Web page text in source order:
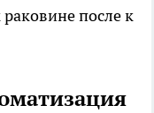
после к